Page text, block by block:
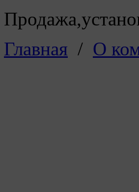
Главная / О